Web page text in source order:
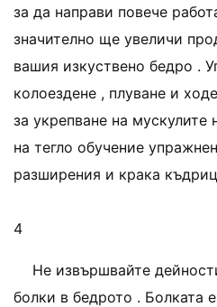
за да направи повече
значително ще увеличи
вашия изкуствено бедро .
колоездене , плуване и
за укрепване на мускулите
на тегло обучение
разширения и крака
4
Не извършвайте
болки в бедрото . Болката